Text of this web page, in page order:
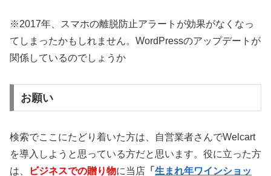
※2017年、スマホの離脱防止アラートが効果がなくなっ
てしまったかもしれません。WordPressのアップデートが
関係しているのでしょうか
お願い
検索でここにたどり着いた方は、自営業者さんでWelcart
を導入しようと思っている方だと思います。役に立った方
は、
ビジネスでの贈り物に当店 「 生まれ年ワインショッ